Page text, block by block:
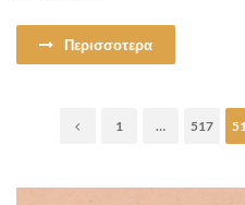
Περισσοτερα
1 … 517